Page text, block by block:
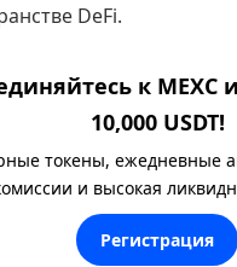
DeFi.
к MEXC
10,000 USDT!
токены, ежедневные
и высокая
Регистрация